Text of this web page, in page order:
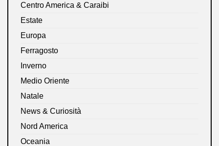
Centro America & Caraibi
Estate
Europa
Ferragosto
Inverno
Medio Oriente
Natale
News & Curiosità
Nord America
Oceania